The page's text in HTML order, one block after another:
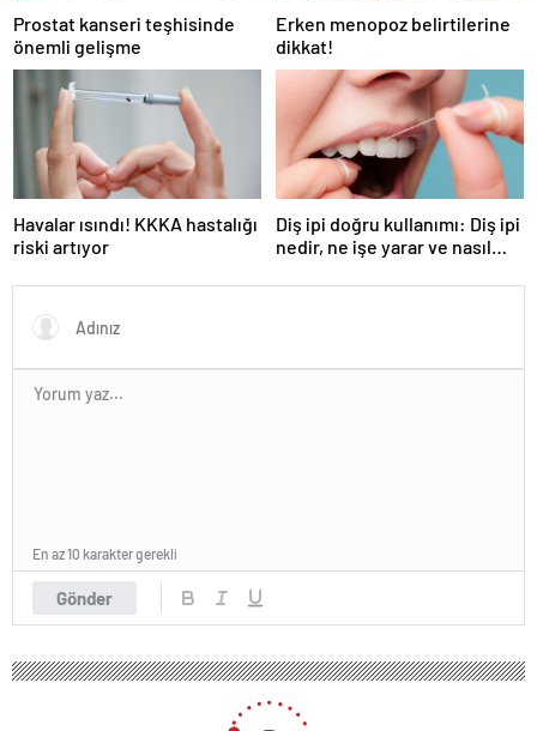
Prostat kanseri teşhisinde
önemli gelişme
Erken menopoz belirtilerine
dikkat!
Havalar ısındı! KKKA hastalığı
riski artıyor
Diş ipi doğru kullanımı: Diş ipi
nedir, ne işe yarar ve nasıl
Gönder
En az 10 karakter gerekli